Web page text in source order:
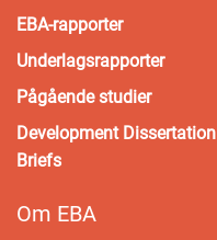
EBA-rapporter
Underlagsrapporter
Pågående studier
Development Dissertation
Briefs
Om EBA